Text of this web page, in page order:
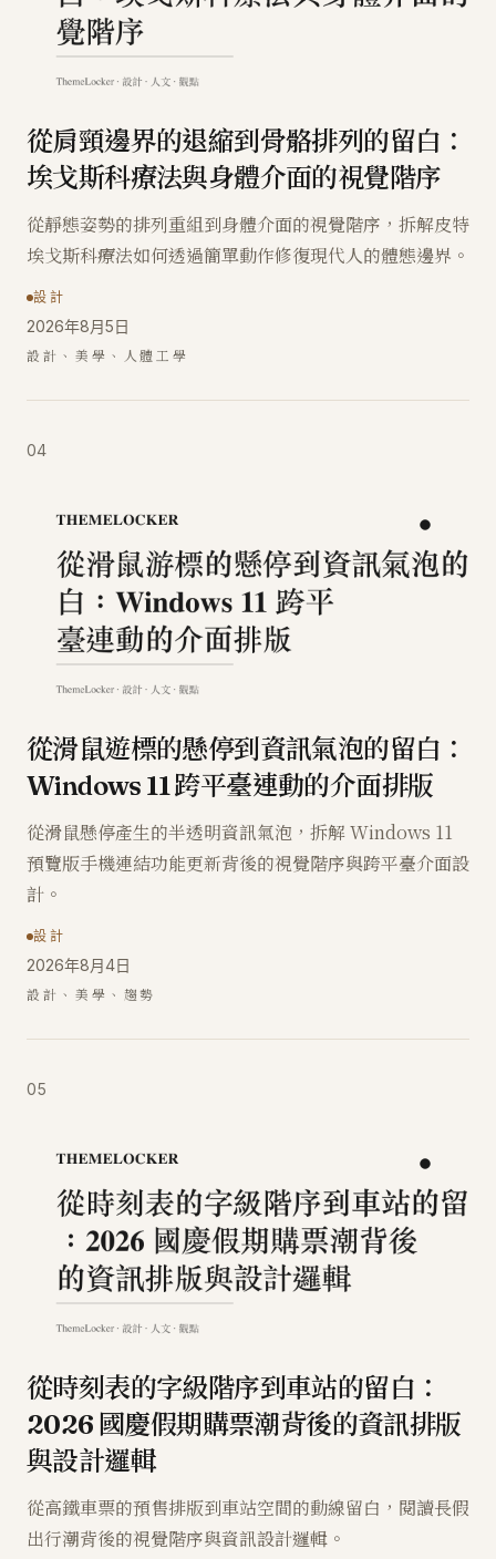
從肩頸邊界的退縮到骨骼排列的留白：
埃戈斯科療法與身體介面的視覺階序
從靜態姿勢的排列重組到身體介面的視覺階序，拆解皮特
埃戈斯科療法如何透過簡單動作修復現代人的體態邊界。
設計
2026年8月5日
設計、美學、人體工學
04
從滑鼠遊標的懸停到資訊氣泡的留白：
Windows 11 跨平臺連動的介面排版
從滑鼠懸停產生的半透明資訊氣泡，拆解 Windows 11
預覽版手機連結功能更新背後的視覺階序與跨平臺介面設
計。
設計
2026年8月4日
設計、美學、趨勢
05
從時刻表的字級階序到車站的留白：
2026 國慶假期購票潮背後的資訊排版
與設計邏輯
從高鐵車票的預售排版到車站空間的動線留白，閱讀長假
出行潮背後的視覺階序與資訊設計邏輯。